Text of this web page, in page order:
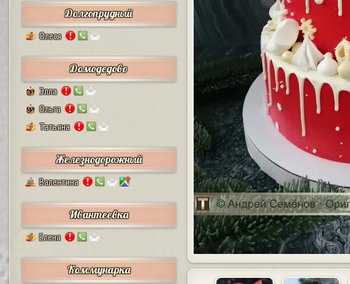
Долгопрудный
2 Олеся
Домодедово
63 Элла
55 Ольга
7 Татьяна
Железнодорожный
17 Валентина
Ивантеевка
9 Елена
Коммунарка